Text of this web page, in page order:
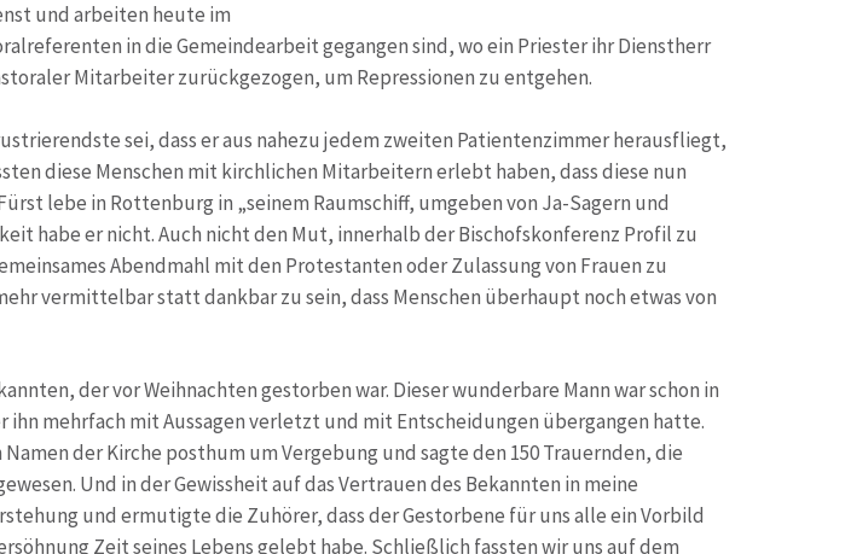
und arbeiten heute im
in die Gemeindearbeit gegangen sind, wo ein Priester ihr Dienstherr
Mitarbeiter zurückgezogen, um Repressionen zu entgehen.
sei, dass er aus nahezu jedem zweiten Patientenzimmer herausfliegt,
diese Menschen mit kirchlichen Mitarbeitern erlebt haben, dass diese nun
lebe in Rottenburg in „seinem Raumschiff, umgeben von Ja-Sagern und
habe er nicht. Auch nicht den Mut, innerhalb der Bischofskonferenz Profil zu
Abendmahl mit den Protestanten oder Zulassung von Frauen zu
vermittelbar statt dankbar zu sein, dass Menschen überhaupt noch etwas von
der vor Weihnachten gestorben war. Dieser wunderbare Mann war schon in
mehrfach mit Aussagen verletzt und mit Entscheidungen übergangen hatte.
der Kirche posthum um Vergebung und sagte den 150 Trauernden, die
Und in der Gewissheit auf das Vertrauen des Bekannten in meine
und ermutigte die Zuhörer, dass der Gestorbene für uns alle ein Vorbild
Zeit seines Lebens gelebt habe. Schließlich fassten wir uns auf dem